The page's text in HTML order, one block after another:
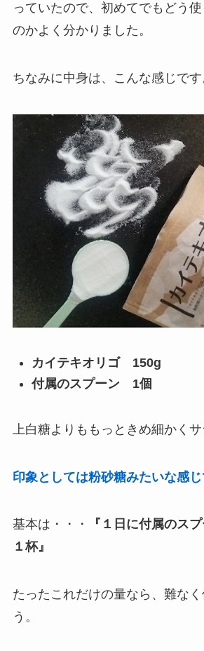
っていたので、初めてでもどう
のかよく分かりました。
ちなみに中身は、こんな感じです
カイテキオリゴ 150g
付属のスプーン 1個
上白糖よりももっときめ細かくサ
印象としては粉砂糖みたいな感
基本は・・・
『１日に付属のス
１杯』
たったこれだけの量なら、難な
う。